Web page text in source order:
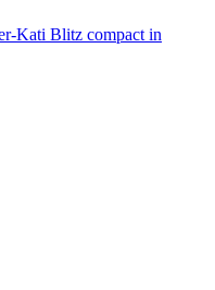
Kati Blitz compact in